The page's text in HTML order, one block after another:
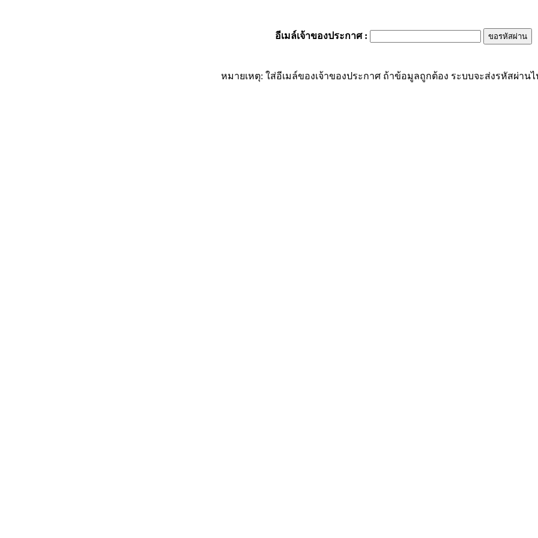
อีเมล์เจ้าของประกาศ:
หมายเหตุ: ใส่อีเมล์ของเจ้าของประกาศ ถ้าข้อมูลถูกต้อง ระบบจะส่งรหัสผ่าน